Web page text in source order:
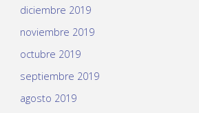
diciembre 2019
noviembre 2019
octubre 2019
septiembre 2019
agosto 2019